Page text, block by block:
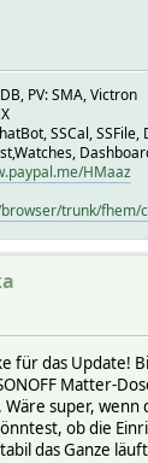
PV: SMA, Victron
SSCal, SSFile,
HMaaz
trunk/fhem/
für das Update!
Matter-
super, wenn
ob die
das Ganze